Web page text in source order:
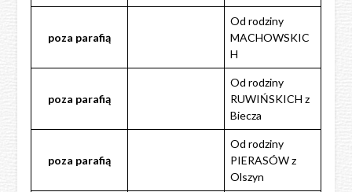
poza parafią
Od rodziny
MACHOWSKIC
H
poza parafią
Od rodziny
RUWIŃSKICH z
Biecza
poza parafią
Od rodziny
PIERASÓW z
Olszyn